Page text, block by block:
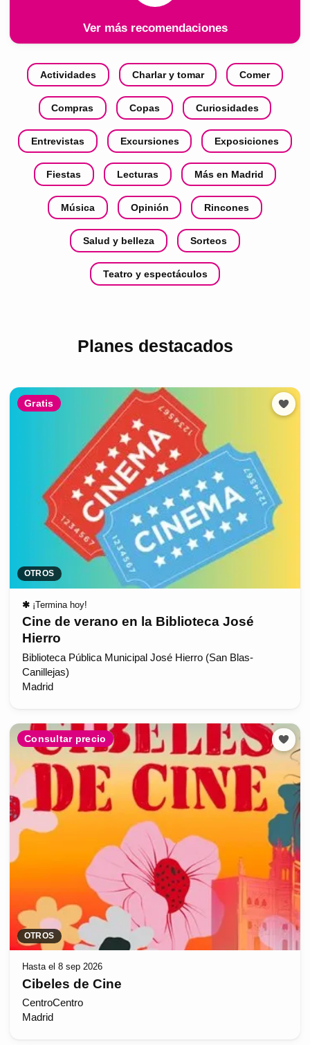
Ver más recomendaciones
Actividades Charlar y tomar Comer
Compras Copas Curiosidades
Entrevistas Excursiones Exposiciones
Fiestas Lecturas Más en Madrid
Música Opinión Rincones
Salud y belleza Sorteos
Teatro y espectáculos
Planes destacados
Gratis
OTROS
✱ ¡Termina hoy!
Cine de verano en la Biblioteca José
Hierro
Biblioteca Pública Municipal José Hierro (San Blas-
Canillejas)
Madrid
Consultar precio
OTROS
Hasta el 8 sep 2026
Cibeles de Cine
CentroCentro
Madrid